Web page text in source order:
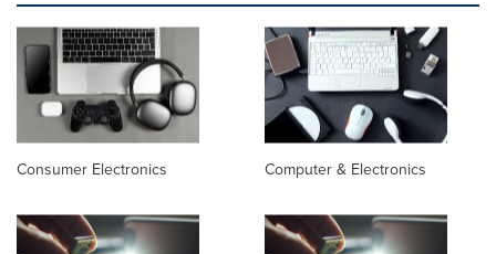
Consumer Electronics Computer & Electronics